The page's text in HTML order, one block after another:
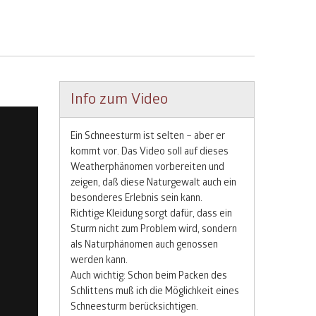
Info zum Video
Ein Schneesturm ist selten – aber er
kommt vor. Das Video soll auf dieses
Weatherphänomen vorbereiten und
zeigen, daß diese Naturgewalt auch ein
besonderes Erlebnis sein kann.
Richtige Kleidung sorgt dafür, dass ein
Sturm nicht zum Problem wird, sondern
als Naturphänomen auch genossen
werden kann.
Auch wichtig: Schon beim Packen des
Schlittens muß ich die Möglichkeit eines
Schneesturm berücksichtigen.